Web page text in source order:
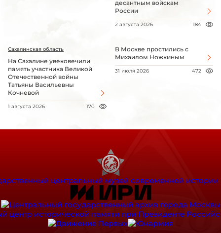
десантным войскам
России
2 августа 2026 184
Сахалинская область
На Сахалине увековечили
память участника Великой
Отечественной войны
Татьяны Васильевны
Кочневой
1 августа 2026 170
В Москве простились с
Михаилом Ножкиным
31 июля 2026 472